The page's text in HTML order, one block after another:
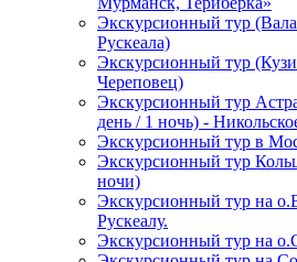
Экскурсионный тур
Рускеала)
Экскурсионный тур
Череповец)
Экскурсионный тур
день / 1 ночь) -
Экскурсионный тур в
Экскурсионный тур
ночи)
Экскурсионный тур на
Рускеалу.
Экскурсионный тур на